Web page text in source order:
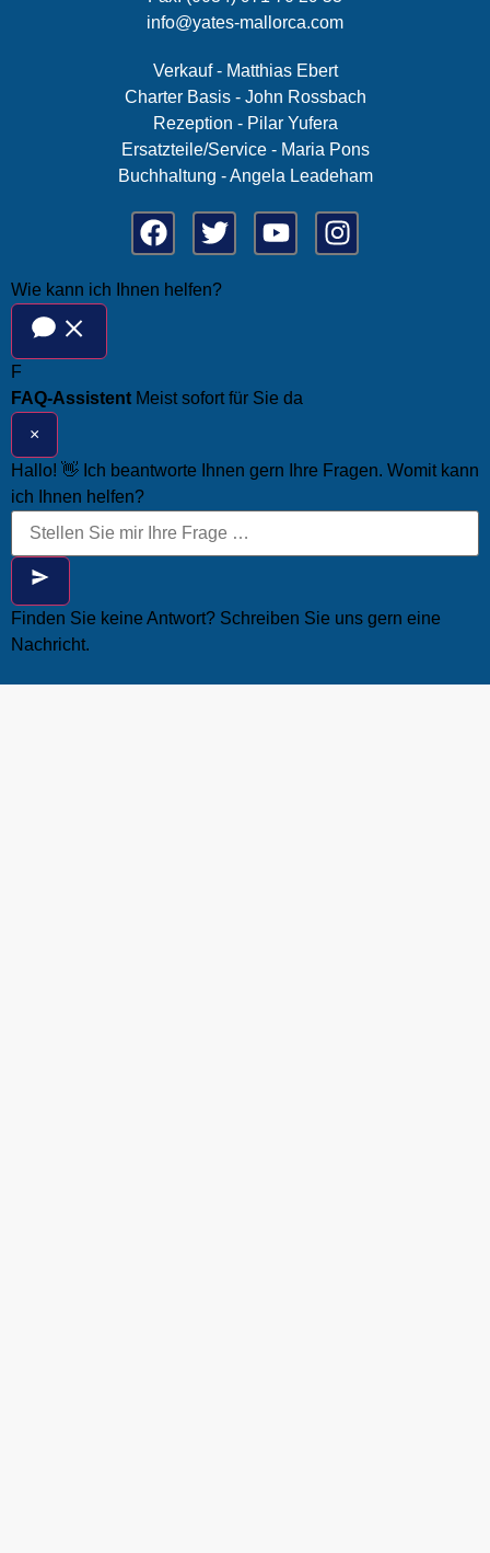
info@yates-mallorca.com
Verkauf - Matthias Ebert
Charter Basis - John Rossbach
Rezeption - Pilar Yufera
Ersatzteile/Service - Maria Pons
Buchhaltung - Angela Leadeham
Wie kann ich Ihnen helfen?
F
FAQ-Assistent Meist sofort für Sie da
×
Hallo! 👋 Ich beantworte Ihnen gern Ihre Fragen. Womit kann
ich Ihnen helfen?
Finden Sie keine Antwort? Schreiben Sie uns gern eine
Nachricht.